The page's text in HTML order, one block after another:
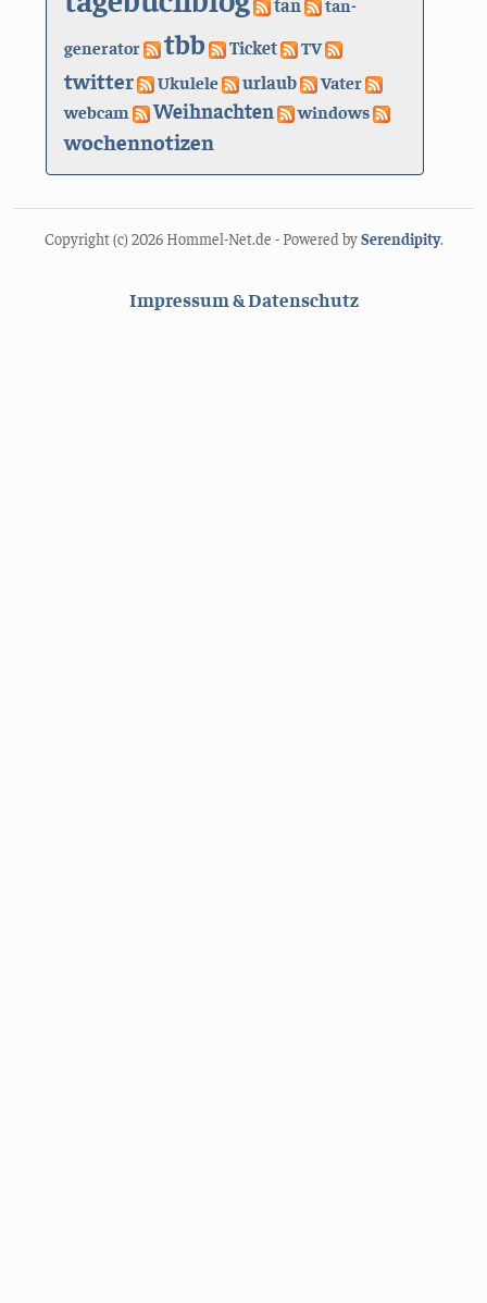
tan
tan-
generator
tbb Ticket TV
twitter Ukulele urlaub
Vater
webcam
Weihnachten windows
wochennotizen
Copyright (c) 2026 Hommel-Net.de - Powered bySerendipity.
Impressum & Datenschutz